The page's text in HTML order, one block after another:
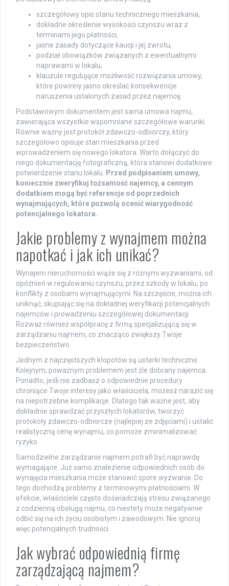
szczegółowy opis stanu technicznego mieszkania,
dokładne określenie wysokości czynszu wraz z
terminami jego płatności,
jasne zasady dotyczące kaucji i jej zwrotu,
podział obowiązków związanych z ewentualnymi
naprawami w lokalu,
klauzule regulujące możliwość rozwiązania umowy,
które powinny jasno określać konsekwencje
naruszenia ustalonych zasad przez najemcę.
Podstawowym dokumentem jest sama umowa najmu,
zawierająca wszystkie wspomniane szczegółowe warunki.
Równie ważny jest protokół zdawczo-odbiorczy, który
szczegółowo opisuje stan mieszkania przed
wprowadzeniem się nowego lokatora. Warto dołączyć do
niego dokumentację fotograficzną, która stanowi dodatkowe
potwierdzenie stanu lokalu. Przed podpisaniem umowy,
koniecznie zweryfikuj tożsamość najemcy, a cennym
dodatkiem mogą być referencje od poprzednich
wynajmujących, które pozwolą ocenić wiarygodność
potencjalnego lokatora.
Jakie problemy z wynajmem można
napotkać i jak ich unikać?
Wynajem nieruchomości wiąże się z różnymi wyzwaniami, od
opóźnień w regulowaniu czynszu, przez szkody w lokalu, po
konflikty z osobami wynajmującymi. Na szczęście, można ich
uniknąć, skupiając się na dokładnej weryfikacji potencjalnych
najemców i prowadzeniu szczegółowej dokumentacji.
Rozważ również współpracę z firmą specjalizującą się w
zarządzaniu najmem, co znacząco zwiększy Twoje
bezpieczeństwo.
Jednym z najczęstszych kłopotów są usterki techniczne.
Kolejnym, poważnym problemem jest źle dobrany najemca.
Ponadto, jeśli nie zadbasz o odpowiednie procedury
chroniące Twoje interesy jako właściciela, możesz narazić się
na niepotrzebne komplikacje. Dlatego tak ważne jest, aby
dokładnie sprawdzać przyszłych lokatorów, tworzyć
protokoły zdawczo-odbiorcze (najlepiej ze zdjęciami) i ustalić
realistyczną cenę wynajmu, co pomoże zminimalizować
ryzyko.
Samodzielne zarządzanie najmem potrafi być naprawdę
wymagające. Już samo znalezienie odpowiednich osób do
wynajęcia mieszkania może stanowić spore wyzwanie. Do
tego dochodzą problemy z terminowymi płatnościami. W
efekcie, właściciele często doświadczają stresu związanego
z codzienną obsługą najmu, co niestety może negatywnie
odbić się na ich życiu osobistym i zawodowym. Nie ignoruj
więc potencjalnych trudności.
Jak wybrać odpowiednią firmę
zarządzającą najmem?